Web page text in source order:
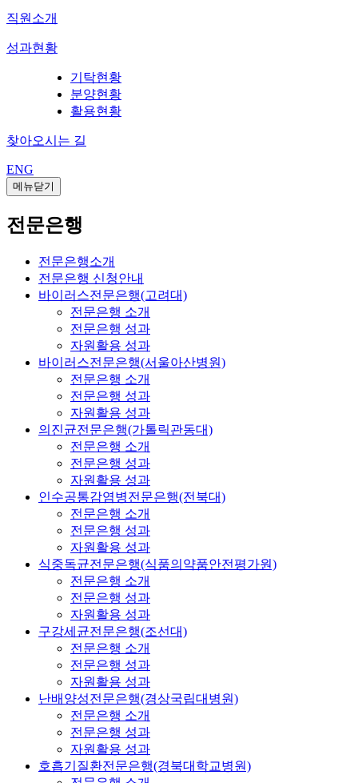
직원소개
성과현황
기탁현황
분양현황
활용현황
찾아오시는 길
ENG
메뉴닫기
전문은행
전문은행소개
전문은행 신청안내
바이러스전문은행(고려대)
전문은행 소개
전문은행 성과
자원활용 성과
바이러스전문은행(서울아산병원)
전문은행 소개
전문은행 성과
자원활용 성과
의진균전문은행(가톨릭관동대)
전문은행 소개
전문은행 성과
자원활용 성과
인수공통감염병전문은행(전북대)
전문은행 소개
전문은행 성과
자원활용 성과
식중독균전문은행(식품의약품안전평가원)
전문은행 소개
전문은행 성과
자원활용 성과
구강세균전문은행(조선대)
전문은행 소개
전문은행 성과
자원활용 성과
난배양성전문은행(경상국립대병원)
전문은행 소개
전문은행 성과
자원활용 성과
호흡기질환전문은행(경북대학교병원)